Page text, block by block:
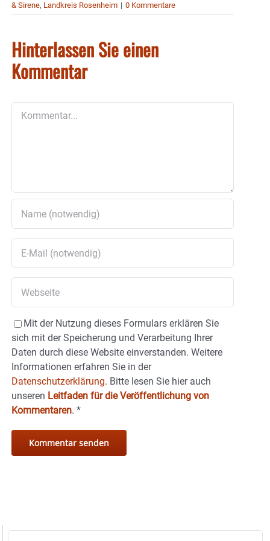
& Sirene, Landkreis Rosenheim | 0 Kommentare
Hinterlassen Sie einen
Kommentar
Mit der Nutzung dieses Formulars erklären Sie
sich mit der Speicherung und Verarbeitung Ihrer
Daten durch diese Website einverstanden. Weitere
Informationen erfahren Sie in der
Datenschutzerklärung. Bitte lesen Sie hier auch
unseren Leitfaden für die Veröffentlichung von
Kommentaren. *